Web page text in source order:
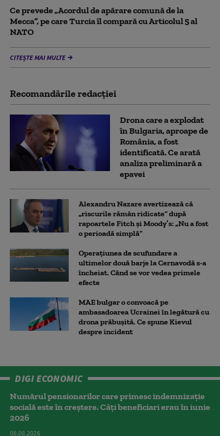
Ce prevede „Acordul de apărare comună de la
Mecca”, pe care Turcia îl compară cu Articolul 5 al
NATO
CITEȘTE MAI MULTE
Recomandările redacţiei
Drona care a explodat
în Bulgaria, aproape de
România, a fost
identificată. Ce arată
analiza preliminară a
epavei
Alexandru Nazare avertizează că
„riscurile rămân ridicate” după
rapoartele Fitch și Moody’s: „Nu a fost
o perioadă simplă”
Operațiunea de scufundare a
ultimelor două barje la Cernavodă s-a
încheiat. Când se vor vedea primele
efecte
MAE bulgar o convoacă pe
ambasadoarea Ucrainei în legătură cu
drona prăbuşită. Ce spune Kievul
despre incident
DIGI ECONOMIC
Numărul pensionarilor care primesc indemnizaţie
socială este în creștere. Câți beneficiari erau în iunie
2026
08.08.2026